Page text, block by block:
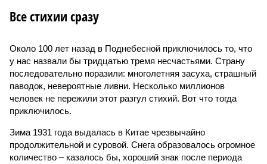
Все стихии сразу
Около 100 лет назад в Поднебесной приключилось то, что
у нас назвали бы тридцатью тремя несчастьями. Страну
последовательно поразили: многолетняя засуха, страшный
паводок, невероятные ливни. Несколько миллионов
человек не пережили этот разгул стихий. Вот что тогда
приключилось.
Зима 1931 года выдалась в Китае чрезвычайно
продолжительной и суровой. Снега образовалось огромное
количество – казалось бы, хороший знак после периода